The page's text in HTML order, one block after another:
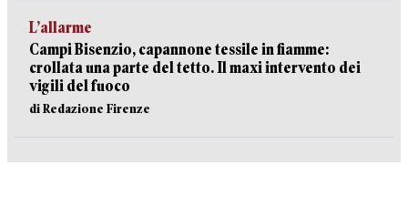
L’allarme
Campi Bisenzio, capannone tessile in fiamme:
crollata una parte del tetto. Il maxi intervento dei
vigili del fuoco
di Redazione Firenze